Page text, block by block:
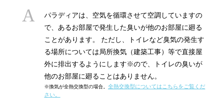
パラディアは、空気を循環させて空調していますの
で、あるお部屋で発生した臭いが他のお部屋に廻る
ことがあります。 ただし、トイレなど臭気の発生す
る場所については局所換気（建築工事）等で直接屋
外に排出するようにします※ので、トイレの臭いが
他のお部屋に廻ることはありません。
※換気が全熱交換型の場合。 全熱交換型についてはこちらをご覧くだ
さい。